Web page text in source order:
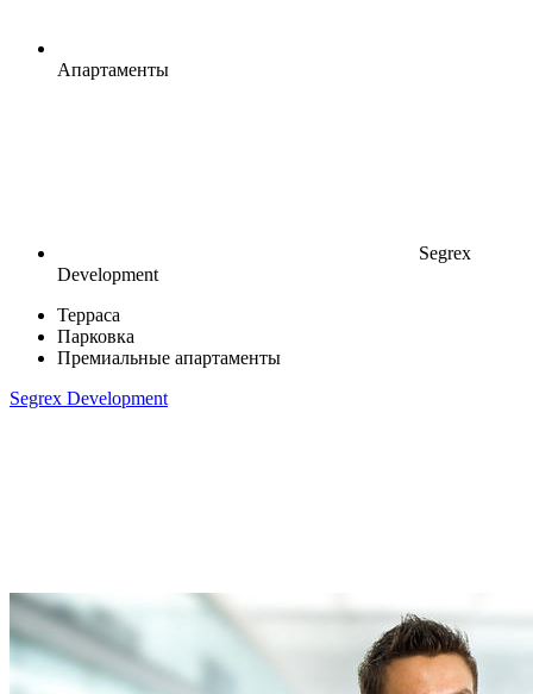
Апартаменты
Segrex
Development
Терраса
Парковка
Премиальные апартаменты
Segrex Development